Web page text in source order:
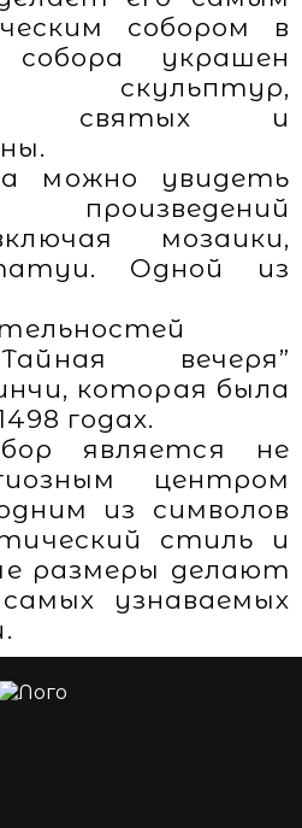
собором в
украшен
скульптур,
святых и
можно увидеть
мозаики,
Одной из
вечеря”
которая была
годах.
является не
центром
из символов
стиль и
размеры делают
узнаваемых